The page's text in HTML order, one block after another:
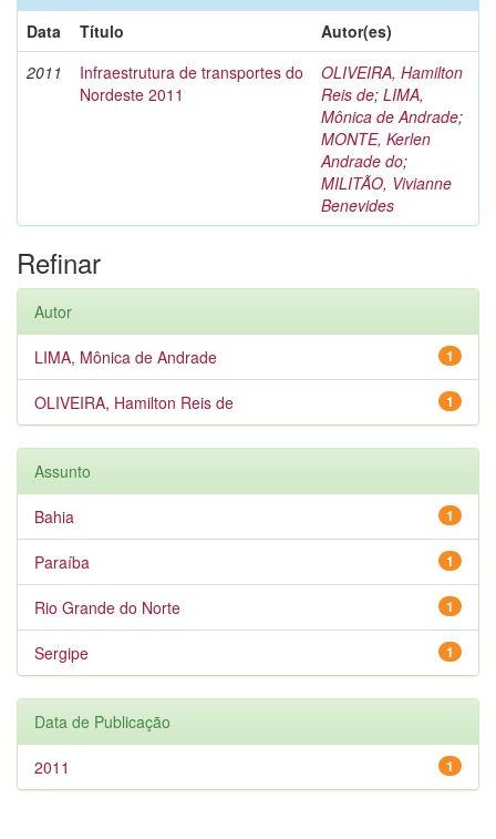
Data
Título
Autor(es)
2011
Infraestrutura de transportes do
Nordeste 2011
OLIVEIRA, Hamilton
Reis de; LIMA,
Mônica de Andrade;
MONTE, Kerlen
Andrade do;
MILITÃO, Vivianne
Benevides
Refinar
Autor
1
LIMA, Mônica de Andrade
1
OLIVEIRA, Hamilton Reis de
Assunto
1
Bahia
1
Paraíba
1
Rio Grande do Norte
1
Sergipe
Data de Publicação
1
2011